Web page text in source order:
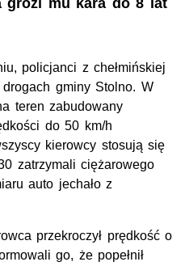
policjanci z chełmińskiej
gminy Stolno. W
teren zabudowany
do 50 km/h
kierowcy stosują się
zatrzymali ciężarowego
auto jechało z
przekroczył prędkość o
go, że popełnił